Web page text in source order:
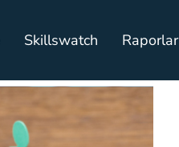
Skillswatch Raporlar